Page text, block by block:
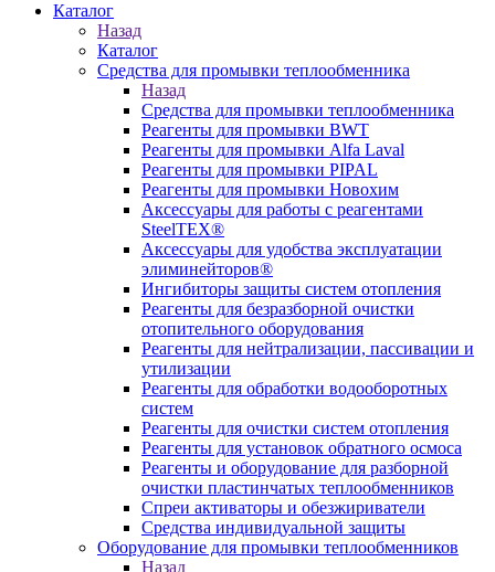
Каталог
Назад
Каталог
Средства для промывки теплообменника
Назад
Средства для промывки теплообменника
Реагенты для промывки BWT
Реагенты для промывки Alfa Laval
Реагенты для промывки PIPAL
Реагенты для промывки Новохим
Аксессуары для работы с реагентами
SteelTEX®
Аксессуары для удобства эксплуатации
элиминейторов®
Ингибиторы защиты систем отопления
Реагенты для безразборной очистки
отопительного оборудования
Реагенты для нейтрализации, пассивации и
утилизации
Реагенты для обработки водооборотных
систем
Реагенты для очистки систем отопления
Реагенты для установок обратного осмоса
Реагенты и оборудование для разборной
очистки пластинчатых теплообменников
Спреи активаторы и обезжириватели
Средства индивидуальной защиты
Оборудование для промывки теплообменников
Назад